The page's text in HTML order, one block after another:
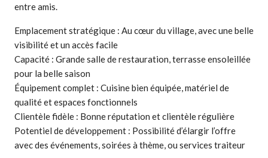
entre amis.
Emplacement stratégique : Au cœur du village, avec une belle
visibilité et un accès facile
Capacité : Grande salle de restauration, terrasse ensoleillée
pour la belle saison
Équipement complet : Cuisine bien équipée, matériel de
qualité et espaces fonctionnels
Clientèle fidèle : Bonne réputation et clientèle régulière
Potentiel de développement : Possibilité d’élargir l’offre
avec des événements, soirées à thème, ou services traiteur